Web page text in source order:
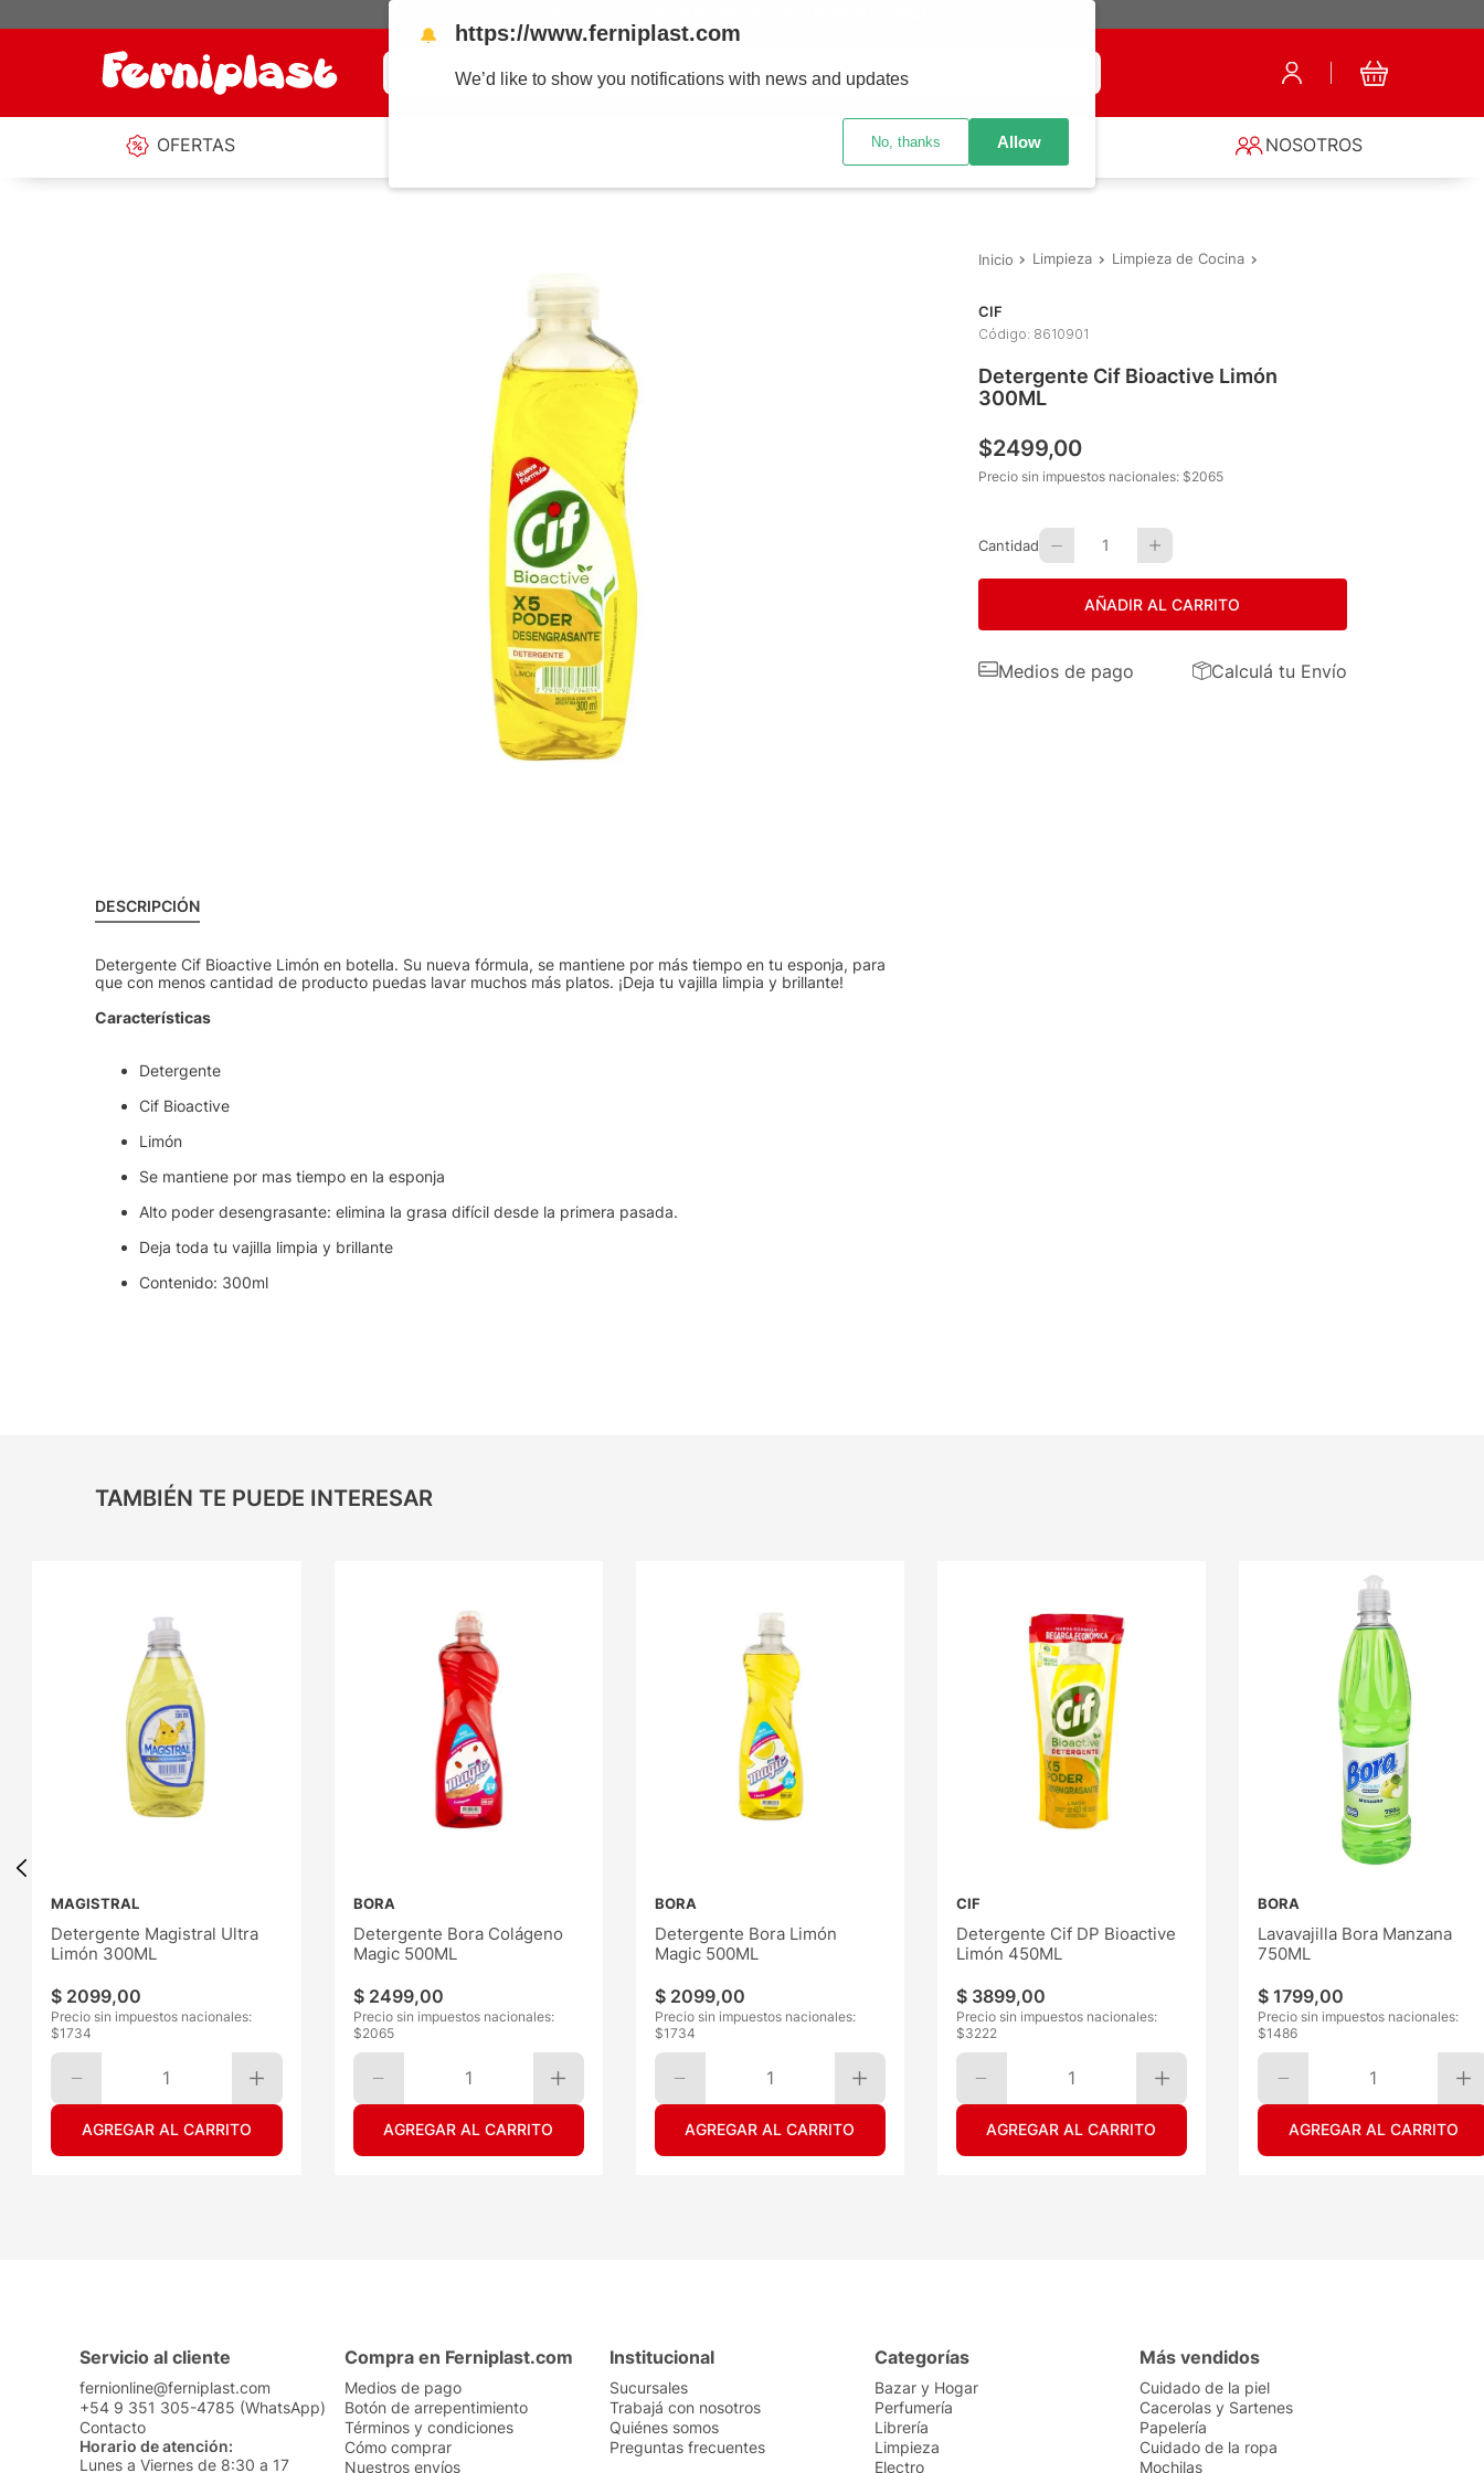
¿Qué estás buscando?
OFERTAS SUCURSALES NOSOTROS
DESCRIPCIÓN
Detergente Cif Bioactive Limón en botella. Su nueva fórmula, se mantiene por más tiempo en tu esponja, para
que con menos cantidad de producto puedas lavar muchos más platos. ¡Deja tu vajilla limpia y brillante!
Características
Detergente
Cif Bioactive
Limón
Se mantiene por mas tiempo en la esponja
Alto poder desengrasante: elimina la grasa difícil desde la primera pasada.
Deja toda tu vajilla limpia y brillante
Contenido: 300ml
Limpieza Limpieza de Cocina
CIF
Código: 8610901
Detergente Cif Bioactive Limón
300ML
$2499,00
Precio sin impuestos nacionales: $2065
Cantidad 1
AÑADIR AL CARRITO
Medios de pago Calculá tu Envío
TAMBIÉN TE PUEDE INTERESAR
MAGISTRAL
Detergente Magistral Ultra
Limón 300ML
$ 2099,00
Precio sin impuestos nacionales:
$1734
1
AGREGAR AL CARRITO
BORA
Detergente Bora Colágeno
Magic 500ML
$ 2499,00
Precio sin impuestos nacionales:
$2065
1
AGREGAR AL CARRITO
BORA
Detergente Bora Limón
Magic 500ML
$ 2099,00
Precio sin impuestos nacionales:
$1734
1
AGREGAR AL CARRITO
CIF
Detergente Cif DP Bioactive
Limón 450ML
$ 3899,00
Precio sin impuestos nacionales:
$3222
1
AGREGAR AL CARRITO
BORA
Lavavajilla Bora Manzana
750ML
$ 1799,00
Precio sin impuestos nacionales:
$1486
1
AGREGAR AL CARRITO
Servicio al cliente
fernionline@ferniplast.com
+54 9 351 305-4785 (WhatsApp)
Contacto
Horario de atención:
Lunes a Viernes de 8:30 a 17
Compra en Ferniplast.com
Medios de pago
Botón de arrepentimiento
Términos y condiciones
Cómo comprar
Nuestros envíos
Institucional
Sucursales
Trabajá con nosotros
Quiénes somos
Preguntas frecuentes
Categorías
Bazar y Hogar
Perfumería
Librería
Limpieza
Electro
Más vendidos
Cuidado de la piel
Cacerolas y Sartenes
Papelería
Cuidado de la ropa
Mochilas
🔔 https://www.ferniplast.com
We’d like to show you notifications with news and updates
No, thanks Allow